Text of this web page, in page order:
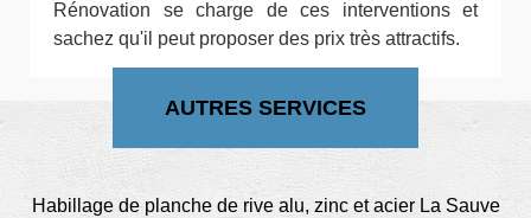
Rénovation se charge de ces interventions et
sachez qu'il peut proposer des prix très attractifs.
AUTRES SERVICES
Habillage de planche de rive alu, zinc et acier La Sauve